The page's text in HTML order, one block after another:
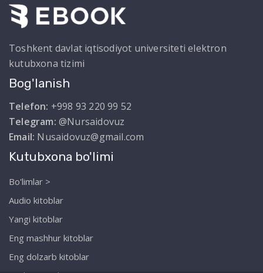
Toshkent davlat iqtisodiyot universiteti elektron
kutubxona tizimi
Bog'lanish
Telefon: +998 93 220 99 52
Telegram: @Nursaidovuz
Email: Nusaidovuz@gmail.com
Kutubxona bo'limi
Bo'limlar >
Audio kitoblar
Yangi kitoblar
Eng mashhur kitoblar
Eng dolzarb kitoblar